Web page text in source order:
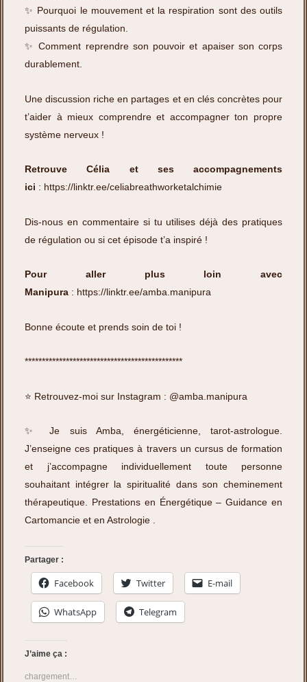
✨ Pourquoi le mouvement et la respiration sont des outils
puissants de régulation.
✨ Comment reprendre son pouvoir et apaiser son corps
durablement.
Une discussion riche en partages et en clés concrètes pour
t’aider à mieux comprendre et accompagner ton propre
système nerveux !
Retrouve Célia et ses accompagnements
ici : https://linktr.ee/celiabreathworketalchimie
Dis-nous en commentaire si tu utilises déjà des pratiques
de régulation ou si cet épisode t’a inspiré !
Pour aller plus loin avec
Manipura : https://linktr.ee/amba.manipura
Bonne écoute et prends soin de toi !
**********************************************
⭐️ Retrouvez-moi sur Instagram : @amba.manipura
✨ Je suis Amba, énergéticienne, tarot-astrologue.
J’enseigne ces pratiques à travers un cursus de formation
et j’accompagne individuellement toute personne
souhaitant intégrer la spiritualité dans son cheminement
thérapeutique. Prestations en Énergétique – Guidance en
Cartomancie et en Astrologie .
Partager :
Facebook Twitter E-mail
WhatsApp Telegram
J’aime ça :
chargement…